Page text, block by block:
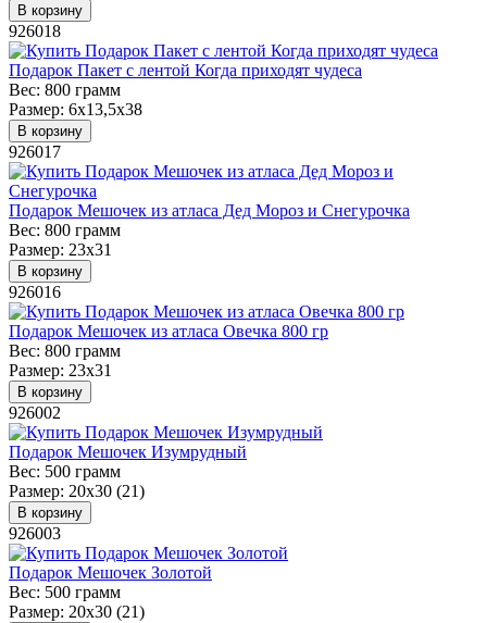
В корзину
926018
Подарок Пакет с лентой Когда приходят чудеса
Вес: 800 грамм
Размер: 6х13,5х38
В корзину
926017
Подарок Мешочек из атласа Дед Мороз и Снегурочка
Вес: 800 грамм
Размер: 23х31
В корзину
926016
Подарок Мешочек из атласа Овечка 800 гр
Вес: 800 грамм
Размер: 23х31
В корзину
926002
Подарок Мешочек Изумрудный
Вес: 500 грамм
Размер: 20х30 (21)
В корзину
926003
Подарок Мешочек Золотой
Вес: 500 грамм
Размер: 20х30 (21)